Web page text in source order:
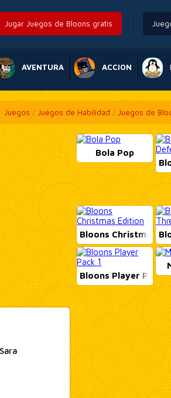
Jugar Juegos de Bloons gratis
AVENTURA ACCION
Juegos / Juegos de Habilidad / Juegos de
Bola Pop
Bloons Christmas
Bloons Player Pack 1